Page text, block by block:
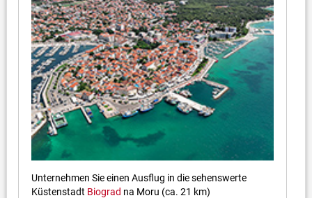
Unternehmen Sie einen Ausflug in die sehenswerte
Küstenstadt Biograd na Moru (ca. 21 km)